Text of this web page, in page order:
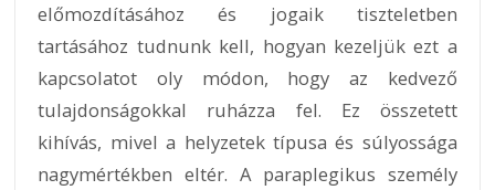
előmozdításához és jogaik tiszteletben
tartásához tudnunk kell, hogyan kezeljük ezt a
kapcsolatot oly módon, hogy az kedvező
tulajdonságokkal ruházza fel. Ez összetett
kihívás, mivel a helyzetek típusa és súlyossága
nagymértékben eltér. A paraplegikus személy